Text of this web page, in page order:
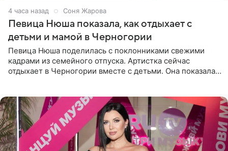
4 часа назад Соня Жарова
Певица Нюша показала, как отдыхает с
детьми и мамой в Черногории
Певица Нюша поделилась с поклонниками свежими
кадрами из семейного отпуска. Артистка сейчас
отдыхает в Черногории вместе с детьми. Она показала,